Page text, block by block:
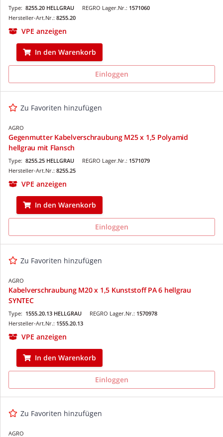
REGRO Lager.Nr.: 1571060
Type: 8255.20 HELLGRAU
Hersteller-Art.Nr.: 8255.20
VPE anzeigen
In den Warenkorb
Einloggen
Zu Favoriten hinzufügen
AGRO
Gegenmutter Kabelverschraubung M25 x 1,5 Polyamid
hellgrau mit Flansch
REGRO Lager.Nr.: 1571079
Type: 8255.25 HELLGRAU
Hersteller-Art.Nr.: 8255.25
VPE anzeigen
In den Warenkorb
Einloggen
Zu Favoriten hinzufügen
AGRO
Kabelverschraubung M20 x 1,5 Kunststoff PA 6 hellgrau
SYNTEC
REGRO Lager.Nr.: 1570978
Type: 1555.20.13 HELLGRAU
Hersteller-Art.Nr.: 1555.20.13
VPE anzeigen
In den Warenkorb
Einloggen
Zu Favoriten hinzufügen
AGRO